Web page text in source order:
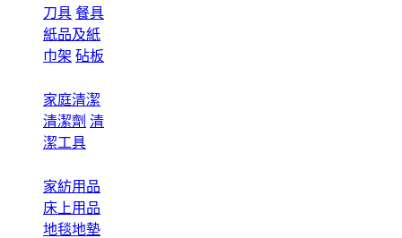
刀具 餐具
紙品及紙
巾架 砧板
家庭清潔
清潔劑 清
潔工具
家紡用品
床上用品
地毯地墊